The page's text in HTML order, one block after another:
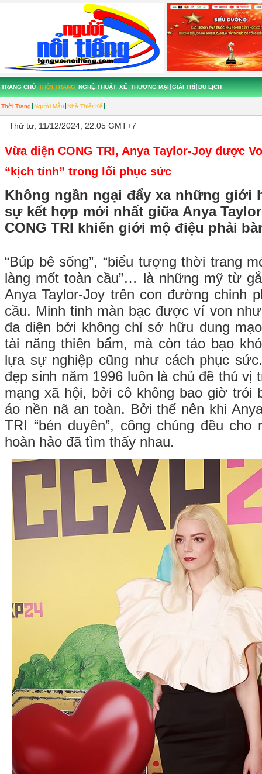
TRANG CHỦ THỜI TRANG
Thời Trang Người Mẫu Nhà Thiết Kế
NGHỆ THUẬT XẾ THƯƠNG MẠI GIẢI TRÍ DU LỊCH
Thứ tư, 11/12/2024, 22:05 GMT+7
Vừa diện CONG TRI, Anya Taylor-Joy được
“kịch tính” trong lối phục sức
Không ngần ngại đẩy xa những giới
sự kết hợp mới nhất giữa Anya
CONG TRI khiến giới mộ điệu phải
“Búp bê sống”, “biểu tượng thời trang
làng mốt toàn cầu”… là những mỹ từ
Anya Taylor-Joy trên con đường chinh
cầu. Minh tinh màn bạc được ví von
đa diện bởi không chỉ sở hữu dung
tài năng thiên bẩm, mà còn táo bạo
lựa sự nghiệp cũng như cách phục
đẹp sinh năm 1996 luôn là chủ đề thú vị
mạng xã hội, bởi cô không bao giờ trói
áo nền nã an toàn. Bởi thế nên khi
TRI “bén duyên”, công chúng đều
hoàn hảo đã tìm thấy nhau.